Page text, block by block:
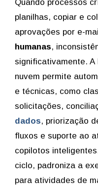
Quando processos
planilhas, copiar e
aprovações por e-
humanas,
significativamente.
nuvem permite
e técnicas, como
solicitações,
dados, priorização
fluxos e suporte ao
copilotos
ciclo, padroniza a
para atividades de